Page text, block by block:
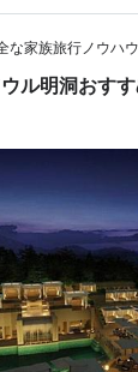
並ぶ中にも、
ョッピング、
な家族旅行ノウハウ
ル明洞おす